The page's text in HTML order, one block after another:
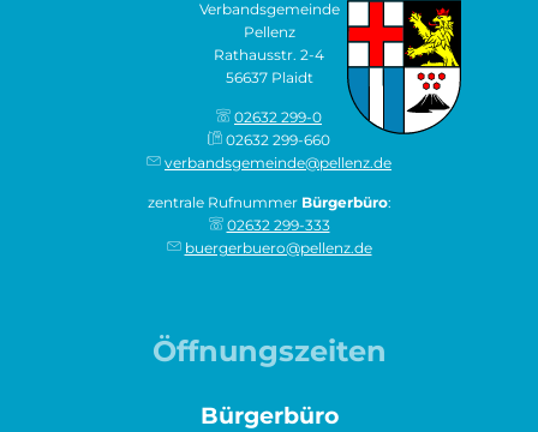
Verbandsgemeinde
Pellenz
Rathausstr. 2-4
56637 Plaidt
02632 299-0
02632 299-660
verbandsgemeinde@pellenz.de
zentrale Rufnummer Bürgerbüro:
02632 299-333
buergerbuero@pellenz.de
Öffnungszeiten
Bürgerbüro